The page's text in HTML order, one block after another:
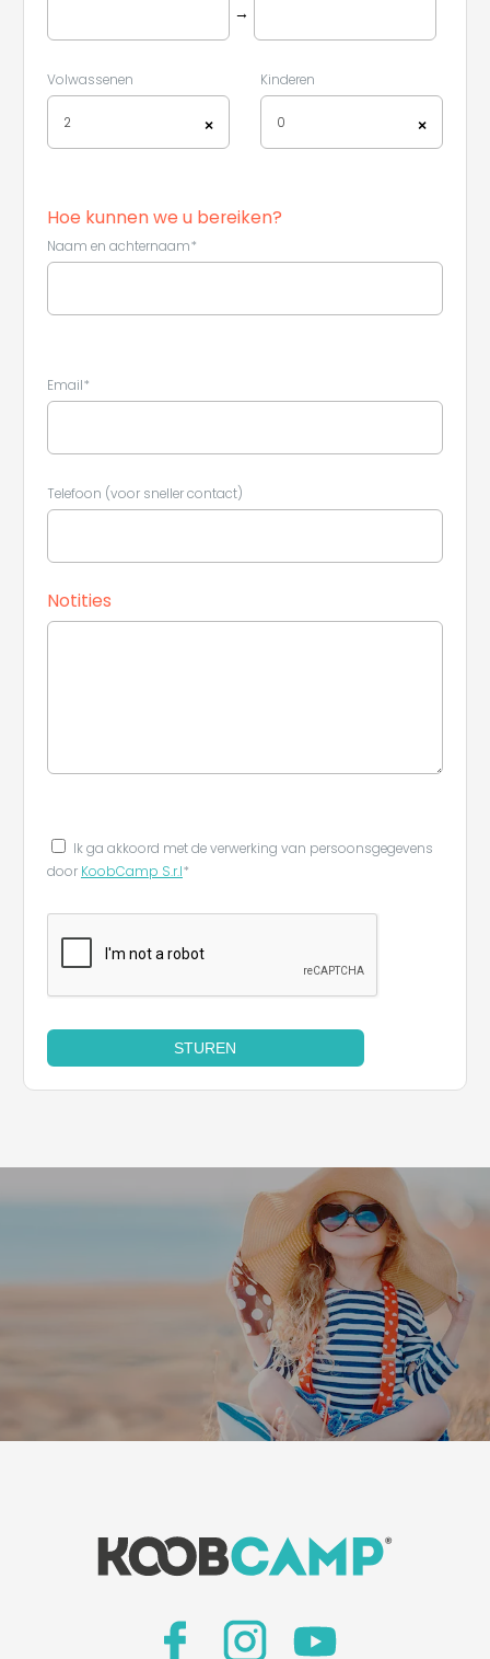
→
Volwassenen
×
2
Kinderen
×
0
Hoe kunnen we u bereiken?
Naam en achternaam*
Email*
Telefoon (voor sneller contact)
Notities
Ik ga akkoord met de verwerking van persoonsgegevens
door KoobCamp S.r.l*
STUREN